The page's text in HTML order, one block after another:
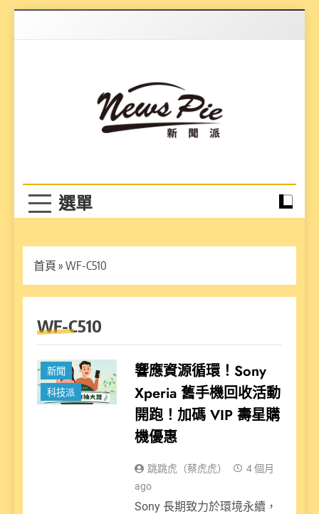
首頁 » WF-C510
WF-C510
新聞
科技派
響應資源循環！Sony
Xperia 舊手機回收活動
開跑！加碼 VIP 壽星購
機優惠
跳跳虎（蔡虎虎）
4 個月
ago
Sony 長期致力於環境永續，